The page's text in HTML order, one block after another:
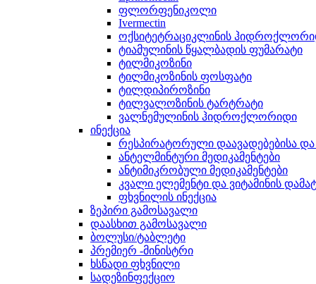
ფლორფენიკოლი
Ivermectin
ოქსიტეტრაციკლინის
ტიამულინის წყალბადის ფუმარატი
ტილმიკოზინი
ტილმიკოზინის ფოსფატი
ტილდიპიროზინი
ტილვალოზინის ტარტრატი
ვალნემულინის ჰიდროქლორიდი
ინექცია
რესპირატორული დაავადებებისა და
ანტელმინტური მედიკამენტები
ანტიმიკრობული მედიკამენტები
კვალი ელემენტი და ვიტამინის
ფხვნილის ინექცია
ზეპირი გამოსავალი
დაასხით გამოსავალი
ბოლუსი/ტაბლეტი
პრემიერ -მინისტრი
ხსნადი ფხვნილი
სადეზინფექციო